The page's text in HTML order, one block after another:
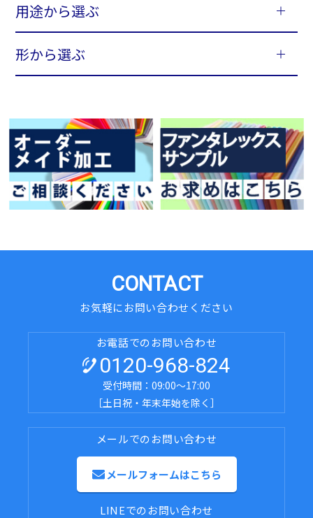
用途から選ぶ
形から選ぶ
CONTACT
お気軽にお問い合わせください
お電話でのお問い合わせ
0120-968-824
受付時間：09:00～17:00
［土日祝・年末年始を除く］
メールでのお問い合わせ
メールフォームはこちら
LINEでのお問い合わせ